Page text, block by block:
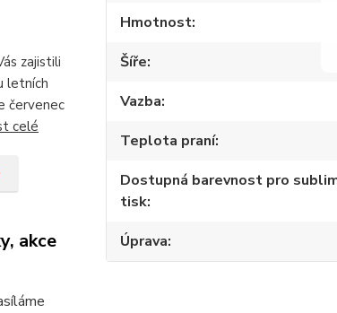
zajistili
letních
červenec
celé
akce
Hmotnost
Šíře
Vazba
Teplota praní
Dostupná barevnost pro
tisk
Úprava